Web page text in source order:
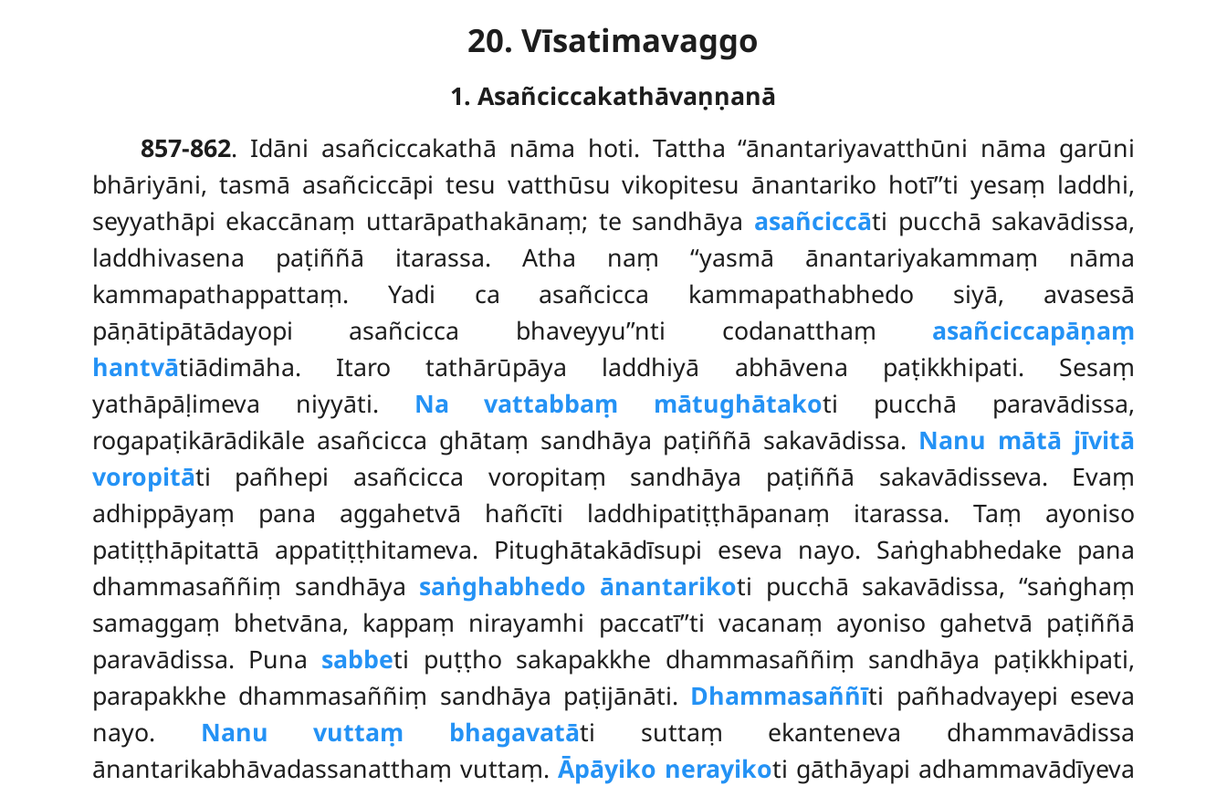
20. Vīsatimavaggo
1. Asañciccakathāvaṇṇanā
857-862. Idāni asañciccakathā nāma hoti. Tattha ‘‘ānantariyavatthūni nāma garūni
bhāriyāni, tasmā asañciccāpi tesu vatthūsu vikopitesu ānantariko hotī’’ti yesaṃ laddhi,
seyyathāpi ekaccānaṃ uttarāpathakānaṃ; te sandhāya asañciccāti pucchā sakavādissa,
laddhivasena paṭiññā itarassa. Atha naṃ ‘‘yasmā ānantariyakammaṃ nāma
kammapathappattaṃ. Yadi ca asañcicca kammapathabhedo siyā, avasesā
pāṇātipātādayopi asañcicca bhaveyyu’’nti codanatthaṃ asañciccapāṇaṃ
hantvātiādimāha. Itaro tathārūpāya laddhiyā abhāvena paṭikkhipati. Sesaṃ
yathāpāḷimeva niyyāti. Na vattabbaṃ mātughātakoti pucchā paravādissa,
rogapaṭikārādikāle asañcicca ghātaṃ sandhāya paṭiññā sakavādissa. Nanu mātā jīvitā
voropitāti pañhepi asañcicca voropitaṃ sandhāya paṭiññā sakavādisseva. Evaṃ
adhippāyaṃ pana aggahetvā hañcīti laddhipatiṭṭhāpanaṃ itarassa. Taṃ ayoniso
patiṭṭhāpitattā appatiṭṭhitameva. Pitughātakādīsupi eseva nayo. Saṅghabhedake pana
dhammasaññiṃ sandhāya saṅghabhedo ānantarikoti pucchā sakavādissa, ‘‘saṅghaṃ
samaggaṃ bhetvāna, kappaṃ nirayamhi paccatī’’ti vacanaṃ ayoniso gahetvā paṭiññā
paravādissa. Puna sabbeti puṭṭho sakapakkhe dhammasaññiṃ sandhāya paṭikkhipati,
parapakkhe dhammasaññiṃ sandhāya paṭijānāti. Dhammasaññīti pañhadvayepi eseva
nayo. Nanu vuttaṃ bhagavatāti suttaṃ ekanteneva dhammavādissa
ānantarikabhāvadassanatthaṃ vuttaṃ. Āpāyiko nerayikoti gāthāyapi adhammavādīyeva